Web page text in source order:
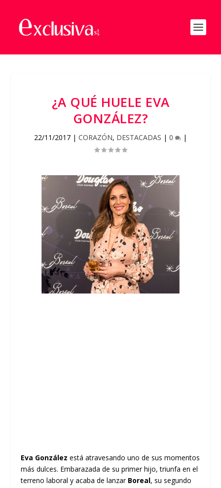
¿A QUÉ HUELE EVA
GONZÁLEZ?
22/11/2017 | CORAZÓN, DESTACADAS | 0 |
Eva González está atravesando uno de sus momentos
más dulces. Embarazada de su primer hijo, triunfa en el
terreno laboral y acaba de lanzar Boreal, su segundo